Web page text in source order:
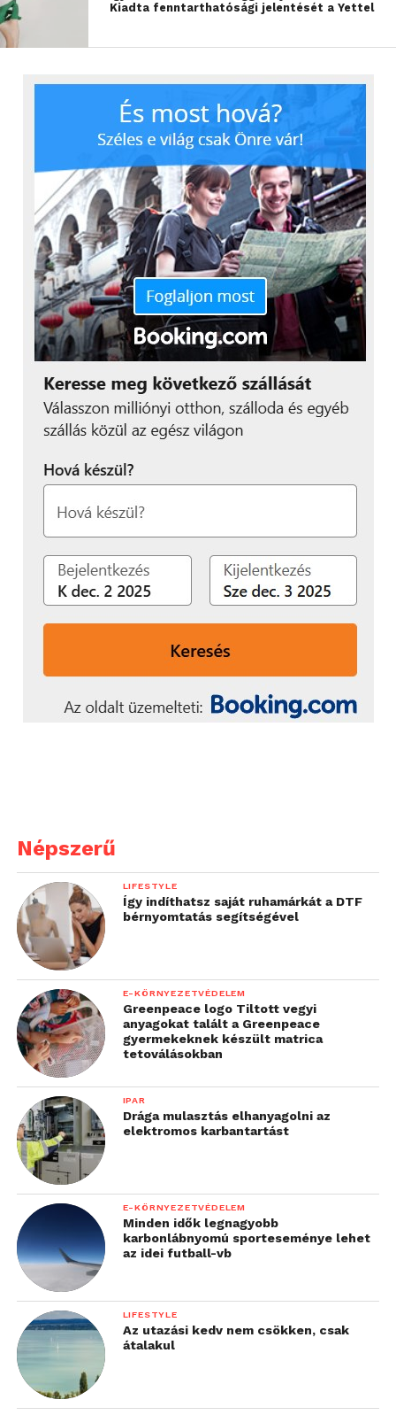
MoodUP™ és MoodUP-funkciós InstaView – is
megismerkedhetnek az LG kiállításán. A MoodUP
ajtópaneljének színe az LG ThinQ
mobilalkalmazáson keresztül vezérelhető,
változtatható. A MoodUP hűtőszekrény LED-paneljei
környezettudatos, újrahasznosított anyagokból
készültek, míg az InstaView-funkciós MoodUP
modell az adott ételhez leginkább passzoló
beállításokat végzi el, hogy az élelmiszerek minél
tovább frissek maradjanak.
A kiállítási stand utolsó állomása a Cooking Studio
zóna, amely a vállalat új, beépíthető konyhai
megoldásait mutatja be két installáció formájában.
Az európai piacra tervezett energiatakarékos,
prémium kategóriás beépíthető termékek közé
tartozik egy InstaView sütő, egy QuadWash
mosogatógép és egy pultba süllyeszthető
páraelszívóval felszerelt indukciós főzőlap is.
„Nagy örömmel mutatjuk
be fejlett,
energiahatékony
háztartási
megoldásainkat az LG
fenntartható faluként
kialakított kiállítási
standján”
innovatív készülékeket
fejlesztünk majd,
amelyek nemcsak
kényelmet és örömet
nyújtanak a
felhasználóknak, de
aktívan támogatják is
őket a fenntarthatóbb
életmóddal kapcsolatos
mindennapi
erőfeszítéseikben.”
A 2023-as IFA kiállítás látogatói szeptember 1-5.
között, a Messe Berlin 18. csarnokában tekinthetik
meg az LG fenntartható faluját, és annak
okosotthon-megoldásait. A termékek elérhetősége
régiónként és országonként eltérő lehet.
További friss híreket talál aTechnokratafőoldalán!
Csatlakozzon hozzánk a
Kiadta fenntarthatósági jelentését a Yettel
Népszerű
LIFESTYLE
Így indíthatsz saját ruhamárkát a DTF
bérnyomtatás segítségével
E-KÖRNYEZETVÉDELEM
Greenpeace logo Tiltott vegyi
anyagokat talált a Greenpeace
gyermekeknek készült matrica
tetoválásokban
IPAR
Drága mulasztás elhanyagolni az
elektromos karbantartást
E-KÖRNYEZETVÉDELEM
Minden idők legnagyobb
karbonlábnyomú sporteseménye lehet
az idei futball-vb
LIFESTYLE
Az utazási kedv nem csökken, csak
átalakul